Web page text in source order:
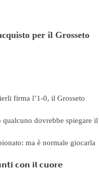
per il Grosseto
firma l’1-0, il Grosseto
dovrebbe spiegare il
ma è normale giocarla
𝗰𝗼𝗻 𝗶𝗹 𝗰𝘂𝗼𝗿𝗲